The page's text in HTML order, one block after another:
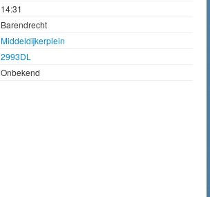
14:31
Barendrecht
Middeldijkerplein
2993DL
Onbekend